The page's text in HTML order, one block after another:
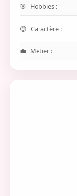
Hobbies :
Caractère :
Métier :